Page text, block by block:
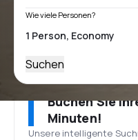
Wie viele Personen?
Suchen
Buchen Sie
Minuten!
Unsere intelligente